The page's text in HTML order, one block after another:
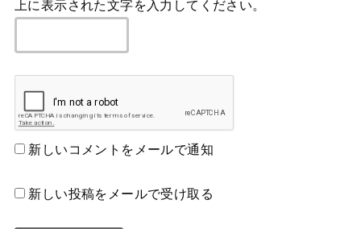
上に表示された文字を入力してください。
新しいコメントをメールで通知
新しい投稿をメールで受け取る